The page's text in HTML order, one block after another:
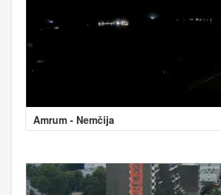
Amrum - Nemčija